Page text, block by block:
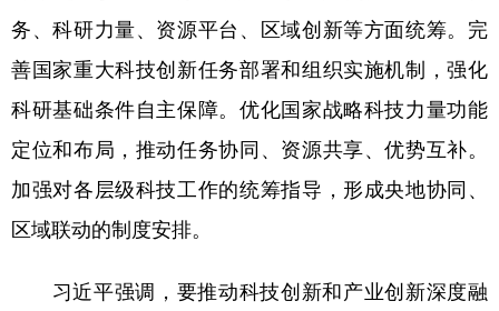
务、科研力量、资源平台、区域创新等方面统筹。完
善国家重大科技创新任务部署和组织实施机制，强化
科研基础条件自主保障。优化国家战略科技力量功能
定位和布局，推动任务协同、资源共享、优势互补。
加强对各层级科技工作的统筹指导，形成央地协同、
区域联动的制度安排。
习近平强调，要推动科技创新和产业创新深度融